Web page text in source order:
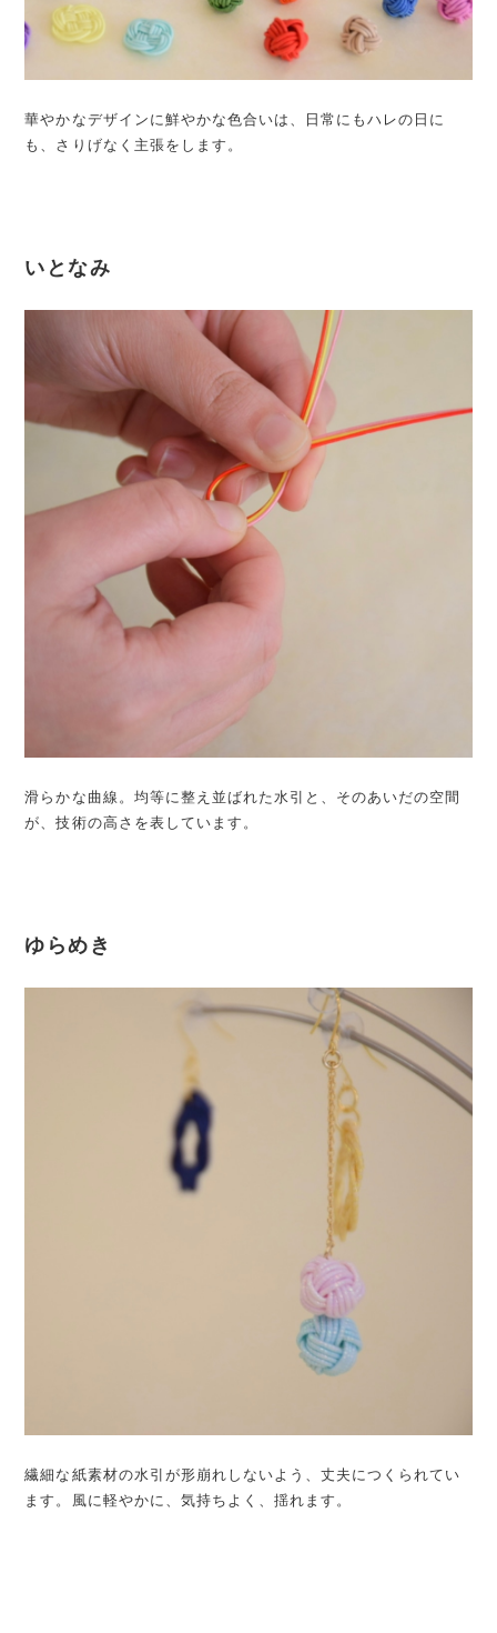
華やかなデザインに鮮やかな色合いは、日常にもハレの日に
も、さりげなく主張をします。
いとなみ
滑らかな曲線。均等に整え並ばれた水引と、そのあいだの空間
が、技術の高さを表しています。
ゆらめき
繊細な紙素材の水引が形崩れしないよう、丈夫につくられてい
ます。風に軽やかに、気持ちよく、揺れます。